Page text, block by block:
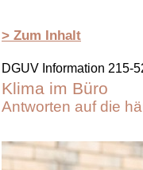
> Zum Inhalt
DGUV Information 215-
Klima im Büro
Antworten auf die